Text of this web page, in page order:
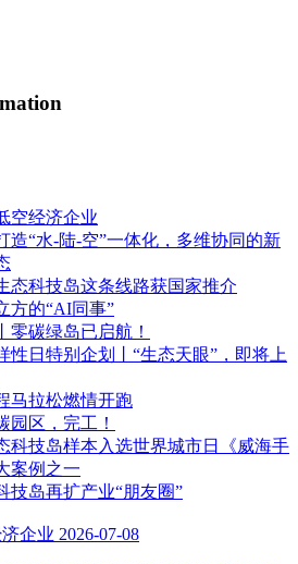
空经济企业
造“水-陆-空”一体化，多维协同的新
态科技岛这条线路获国家推介
方的“AI同事”
零碳绿岛已启航！
性日特别企划丨“生态天眼”，即将上
马拉松燃情开跑
园区，完工！
科技岛样本入选世界城市日《威海手
案例之一
技岛再扩产业“朋友圈”
企业 2026-07-08